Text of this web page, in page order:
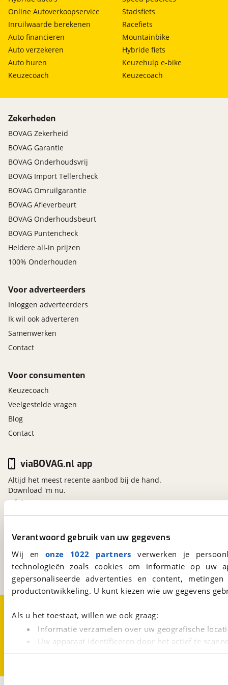
Verantwoord gebruik van uw gegevens
Wij en onze 1022 partners verwerken je
technologieën zoals cookies om informatie op
gepersonaliseerde advertenties en content,
productontwikkeling. U kunt kiezen wie uw gegevens
Als u het toestaat, willen we ook graag:
Informatie verzamelen over uw geografische
Uw apparaat identificeren door het actief te
Lees meer over hoe uw persoonlijke gegevens worden
Online Autoverkoopservice
Inruilwaarde berekenen
Auto financieren
Auto verzekeren
Auto huren
Keuzecoach
Stadsfiets
Racefiets
Mountainbike
Hybride fiets
Keuzehulp e-bike
Keuzecoach
Zekerheden
BOVAG Zekerheid
BOVAG Garantie
BOVAG Onderhoudsvrij
BOVAG Import Tellercheck
BOVAG Omruilgarantie
BOVAG Afleverbeurt
BOVAG Onderhoudsbeurt
BOVAG Puntencheck
Heldere all-in prijzen
100% Onderhouden
Voor adverteerders
Inloggen adverteerders
Ik wil ook adverteren
Samenwerken
Contact
Voor consumenten
Keuzecoach
Veelgestelde vragen
Blog
Contact
Kosterijland
3981 AJ
Bunnik
Een initiatief van
BOVAG
viaBOVAG.nl app
Altijd het meest recente aanbod bij de hand.
Download 'm nu.
CookievoorkeurenVacatures